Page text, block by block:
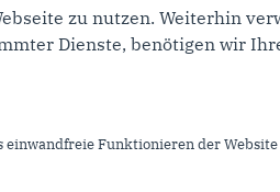
… 2 4 5 6 7 8
zu nutzen. Weiterhin
Dienste, benötigen wir
Funktionieren der